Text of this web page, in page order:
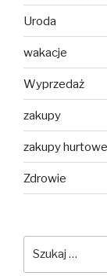
Uroda
wakacje
Wyprzedaż
zakupy
zakupy hurtowe
Zdrowie